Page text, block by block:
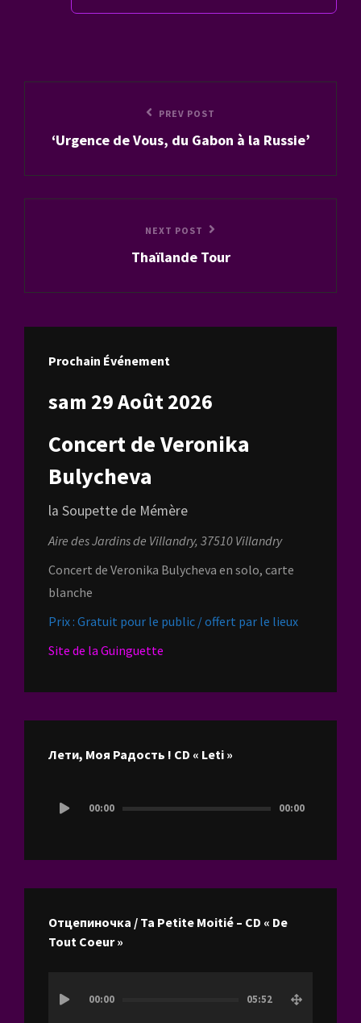
Post
PREV POST
‘Urgence de Vous, du Gabon à la Russie’
NEXT POST
Thaïlande Tour
Prochain Événement
sam 29 Août 2026
Concert de Veronika
Bulycheva
la Soupette de Mémère
Aire des Jardins de Villandry, 37510 Villandry
Concert de Veronika Bulycheva en solo, carte
blanche
Prix : Gratuit pour le public / offert par le lieux
Site de la Guinguette
Лети, Моя Радость ! CD « Leti »
audio
00:00 00:00
Отцепиночка / Ta Petite Moitié – CD « De
Tout Coeur »
vidéo
00:00 05:52